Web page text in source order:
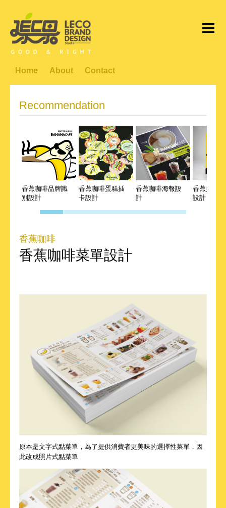
Home About Contact
Recommendation
香蕉咖啡品牌識
別設計
香蕉咖啡蛋糕插
卡設計
香蕉咖啡海報設
計
香蕉搖滾
設計
香蕉咖啡
香蕉咖啡菜單設計
原本是文字式點菜單，為了提供消費者更美味的選擇性菜單，因
此改成照片式點菜單